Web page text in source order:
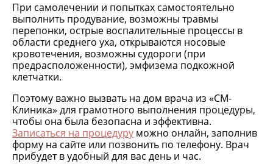
При самолечении и попытках самостоятельно
выполнить продувание, возможны травмы
перепонки, острые воспалительные процессы в
области среднего уха, открываются носовые
кровотечения, возможны судороги (при
предрасположенности), эмфизема подкожной
клетчатки.
Поэтому важно вызвать на дом врача из «СМ-
Клиника» для грамотного выполнения процедуры,
чтобы она была безопасна и эффективна.
Записаться на процедуру можно онлайн, заполнив
форму на сайте или позвонить по телефону. Врач
прибудет в удобный для вас день и час.